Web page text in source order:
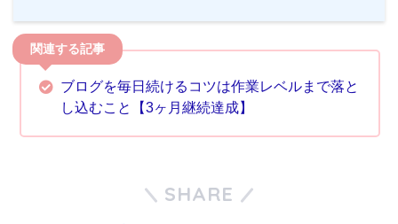
ブログを毎日続けるコツは作業レベルまで落と
し込むこと【3ヶ月継続達成】
SHARE